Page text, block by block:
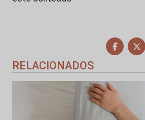
RELACIONADOS